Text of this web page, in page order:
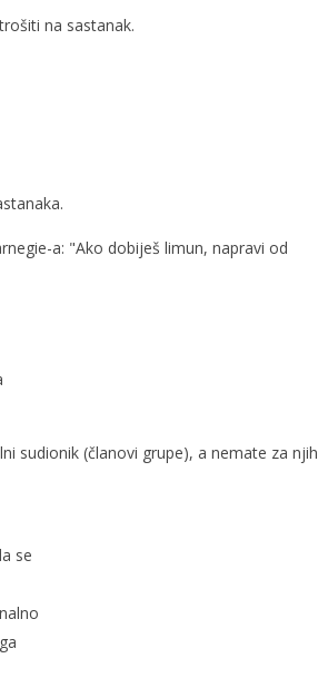
na sastanak.
a: "Ako dobiješ limun, napravi od
sudionik (članovi grupe), a nemate za njih
se